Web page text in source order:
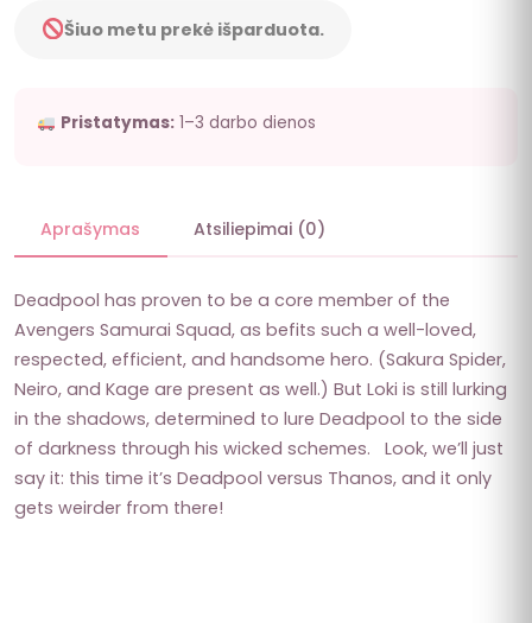
Šiuo metu prekė išparduota.
Pristatymas:1–3 darbo dienos
Aprašymas Atsiliepimai (0)
Deadpool has proven to be a core member of the
Avengers Samurai Squad, as befits such a well-loved,
respected, efficient, and handsome hero. (Sakura Spider,
Neiro, and Kage are present as well.) But Loki is still lurking
in the shadows, determined to lure Deadpool to the side
of darkness through his wicked schemes. Look, we’ll just
say it: this time it’s Deadpool versus Thanos, and it only
gets weirder from there!